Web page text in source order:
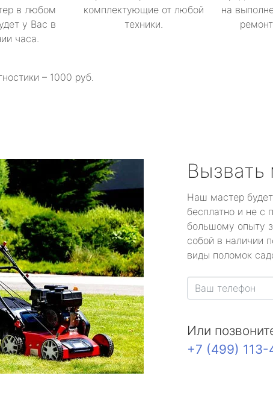
в любом
у Вас в
часа.
комплектующие от любой
техники.
на
– 1000 руб.
Вызвать
Наш мастер
бесплатно и не с
большому опыту
собой в наличии
виды поломок
Или
+7 (499)